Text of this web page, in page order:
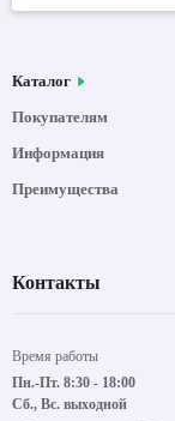
Каталог
Покупателям
Информация
Преимущества
Контакты
Время работы
Пн.-Пт. 8:30 - 18:00
Сб., Вс. выходной